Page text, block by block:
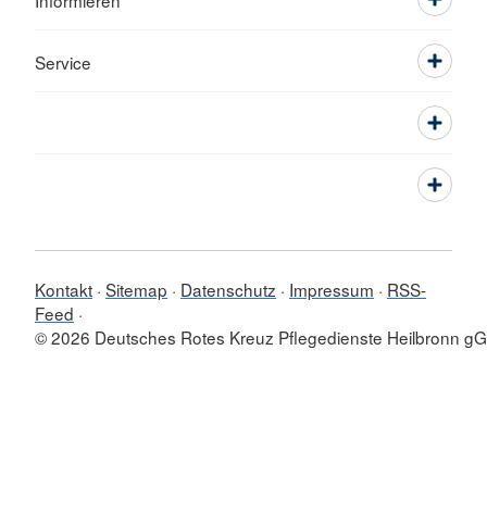
Service
Kontakt Sitemap Datenschutz Impressum
RSS-
Feed
© 2026 Deutsches Rotes Kreuz Pflegedienste Heilbronn